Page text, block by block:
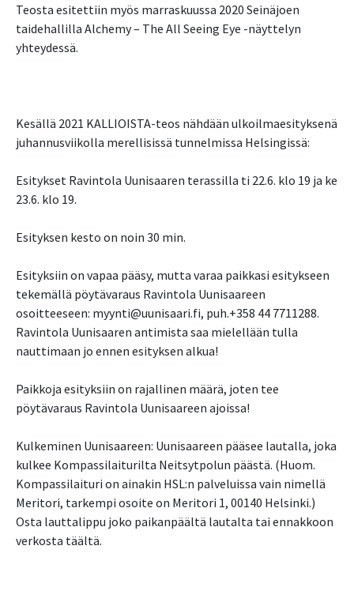
Teosta esitettiin myös marraskuussa 2020 Seinäjoen
taidehallilla Alchemy – The All Seeing Eye -näyttelyn
yhteydessä.
Kesällä 2021 KALLIOISTA-teos nähdään ulkoilmaesityksenä
juhannusviikolla merellisissä tunnelmissa Helsingissä:
Esitykset Ravintola Uunisaaren terassilla ti 22.6. klo 19 ja ke
23.6. klo 19.
Esityksen kesto on noin 30 min.
Esityksiin on vapaa pääsy, mutta varaa paikkasi esitykseen
tekemällä pöytävaraus Ravintola Uunisaareen
osoitteeseen: myynti@uunisaari.fi, puh.+358 44 7711288.
Ravintola Uunisaaren antimista saa mielellään tulla
nauttimaan jo ennen esityksen alkua!
Paikkoja esityksiin on rajallinen määrä, joten tee
pöytävaraus Ravintola Uunisaareen ajoissa!
Kulkeminen Uunisaareen: Uunisaareen pääsee lautalla, joka
kulkee Kompassilaiturilta Neitsytpolun päästä. (Huom.
Kompassilaituri on ainakin HSL:n palveluissa vain nimellä
Meritori, tarkempi osoite on Meritori 1, 00140 Helsinki.)
Osta lauttalippu joko paikanpäältä lautalta tai ennakkoon
verkosta täältä.